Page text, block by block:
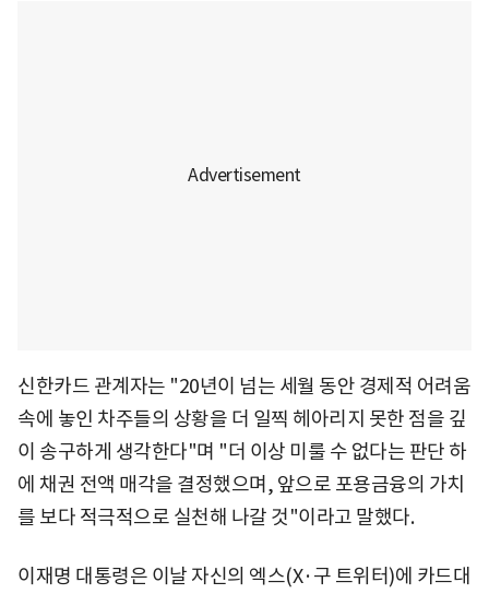
신한카드 관계자는 "20년이 넘는 세월 동안 경제적 어려움
속에 놓인 차주들의 상황을 더 일찍 헤아리지 못한 점을 깊
이 송구하게 생각한다"며 "더 이상 미룰 수 없다는 판단 하
에 채권 전액 매각을 결정했으며, 앞으로 포용금융의 가치
를 보다 적극적으로 실천해 나갈 것"이라고 말했다.
이재명 대통령은 이날 자신의 엑스(X·구 트위터)에 카드대